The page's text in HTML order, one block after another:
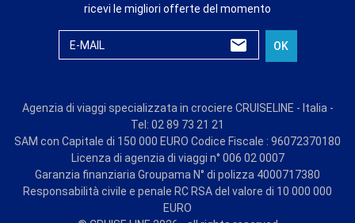
ricevi le migliori offerte del momento
E-MAIL OK
Agenzia di viaggi specializzata in crociere CRUISELINE - Italia -
Tel: 02 89 73 21 21
SAM con Capitale di 150 000 EURO Codice Fiscale : 96072370180
Licenza di agenzia di viaggi n° 006 02 0007
Garanzia finanziaria Groupama N° di polizza 4000717380
Responsabilità civile e penale RC RSA del valore di 10 000 000
EURO